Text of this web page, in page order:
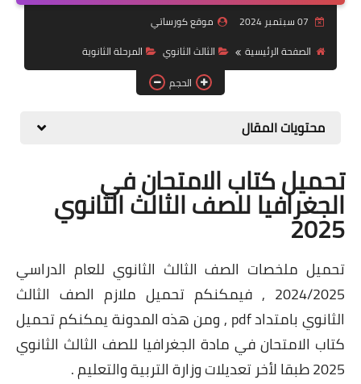
موضوعات
تربويات
تكنولوجيا
روايات
صحة
موقع كورساتي
الصفحة الرئيسية
الثالث الثانوي
المرحلة الثانوية
الحجم
محتويات المقال
تحميل كتاب الامتحان في
الجغرافيا للصف الثالث الثانوي
2025
تحميل ملخصات الصف الثالث الثانوي للعام الدراسي
2024/2025 , فيمكنكم تحميل ملازم الصف الثالث
الثانوي بامتداد pdf , ومن هذه المدونة يمكنكم تحميل
كتاب الامتحان في مادة الجغرافيا للصف الثالث الثانوي
2025 طبقا لأخر تعديلات وزارة التربية والتعليم .